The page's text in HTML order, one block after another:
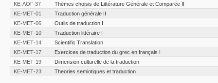
ΚΕ-ΛΟΓ-37
Thèmes choisis de Littérature Générale et Comparée II
ΚΕ-ΜΕΤ-01
Traduction générale ΙΙ
ΚΕ-ΜΕΤ-06
Outils de traduction I
ΚΕ-ΜΕΤ-10
Traduction littéraire Ι
ΚΕ-ΜΕΤ-14
Scientific Translation
ΚΕ-ΜΕΤ-17
Exercices de traduction du grec en français Ι
ΚΕ-ΜΕΤ-19
Dimension culturelle de la traduction
ΚΕ-ΜΕΤ-23
Theories semiotiques et traduction